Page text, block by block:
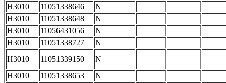
H3010
11051338646
N
H3010
11051338648
N
H3010
11056431056
N
H3010
11051338727
N
H3010
11051339150
N
H3010
11051338653
N